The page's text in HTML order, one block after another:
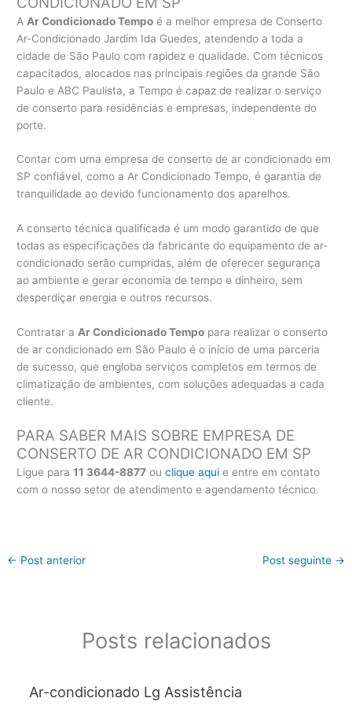
A Ar Condicionado Tempo é a melhor empresa de Conserto
Ar-Condicionado Jardim Ida Guedes, atendendo a toda a
cidade de São Paulo com rapidez e qualidade. Com técnicos
capacitados, alocados nas principais regiões da grande São
Paulo e ABC Paulista, a Tempo é capaz de realizar o serviço
de conserto para residências e empresas, independente do
porte.
Contar com uma empresa de conserto de ar condicionado em
SP confiável, como a Ar Condicionado Tempo, é garantia de
tranquilidade ao devido funcionamento dos aparelhos.
A conserto técnica qualificada é um modo garantido de que
todas as especificações da fabricante do equipamento de ar-
condicionado serão cumpridas, além de oferecer segurança
ao ambiente e gerar economia de tempo e dinheiro, sem
desperdiçar energia e outros recursos.
Contratar a Ar Condicionado Tempo para realizar o conserto
de ar condicionado em São Paulo é o início de uma parceria
de sucesso, que engloba serviços completos em termos de
climatização de ambientes, com soluções adequadas a cada
cliente.
PARA SABER MAIS SOBRE EMPRESA DE
CONSERTO DE AR CONDICIONADO EM SP
Ligue para11 3644-8877 ouclique aqui e entre em contato
com o nosso setor de atendimento e agendamento técnico.
← Post anterior Post seguinte →
Posts relacionados
Ar-condicionado Lg Assistência